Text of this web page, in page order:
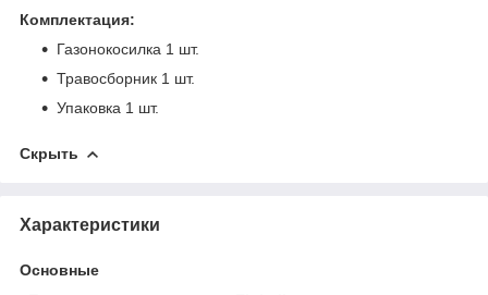
Комплектация:
Газонокосилка 1 шт.
Травосборник 1 шт.
Упаковка 1 шт.
Скрыть
Характеристики
Основные